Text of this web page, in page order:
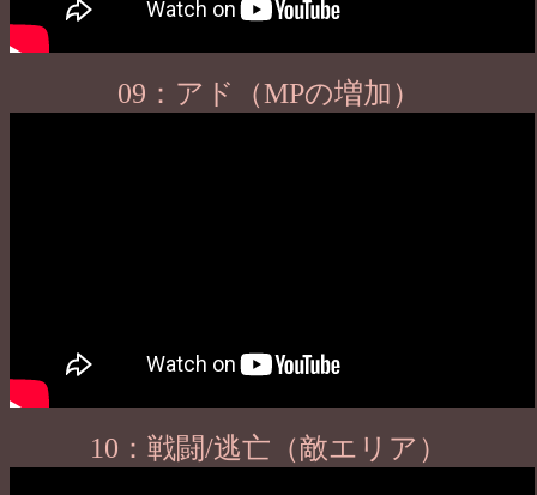
09：アド（MPの増加）
10：戦闘/逃亡（敵エリア）